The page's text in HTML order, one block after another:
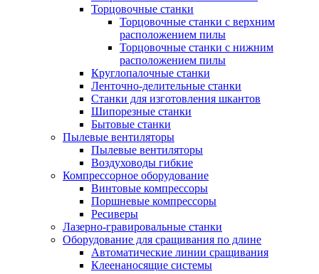
Торцовочные станки
Торцовочные станки с верхним
расположением пилы
Торцовочные станки с нижним
расположением пилы
Круглопалочные станки
Ленточно-делительные станки
Станки для изготовления шкантов
Шипорезные станки
Бытовые станки
Пылевые вентиляторы
Пылевые вентиляторы
Воздуховоды гибкие
Компрессорное оборудование
Винтовые компрессоры
Поршневые компрессоры
Ресиверы
Лазерно-гравировальные станки
Оборудование для сращивания по длине
Автоматические линии сращивания
Клеенаносящие системы